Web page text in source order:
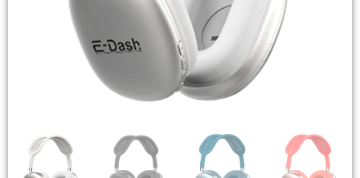
Headsets Inalambricos
Smartwatches
Auriculares TWS
Auriculares con Cable